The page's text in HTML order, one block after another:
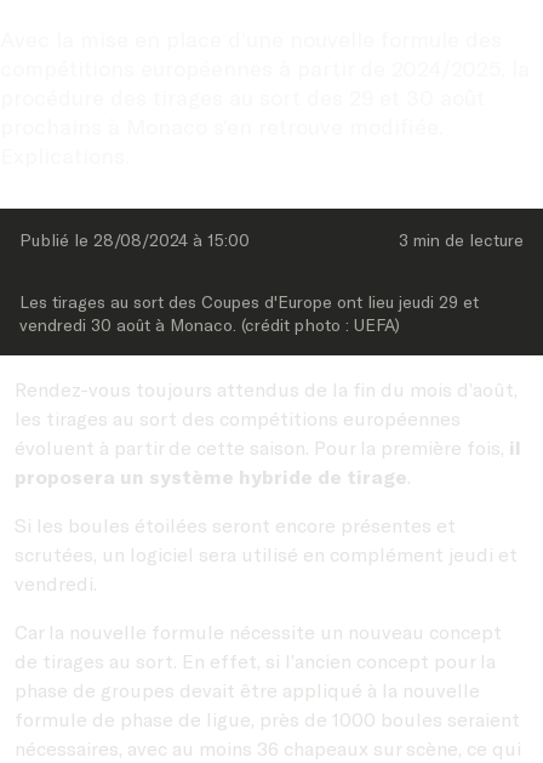
Publié le 28/08/2024 à 15:00 3 min de lecture
Les tirages au sort des Coupes d'Europe ont lieu jeudi 29 et
vendredi 30 août à Monaco. (crédit photo : UEFA)
Rendez-vous toujours attendus de la fin du mois d’août,
les tirages au sort des compétitions européennes
évoluent à partir de cette saison. Pour la première fois, il
proposera un système hybride de tirage.
Si les boules étoilées seront encore présentes et
scrutées, un logiciel sera utilisé en complément jeudi et
vendredi.
Car la nouvelle formule nécessite un nouveau concept
de tirages au sort. En effet, si l’ancien concept pour la
phase de groupes devait être appliqué à la nouvelle
formule de phase de ligue, près de 1000 boules seraient
nécessaires, avec au moins 36 chapeaux sur scène, ce qui